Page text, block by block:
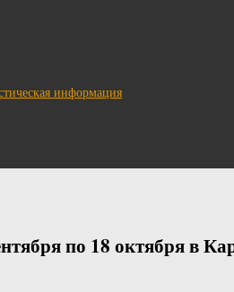
информация
по 18 октября в